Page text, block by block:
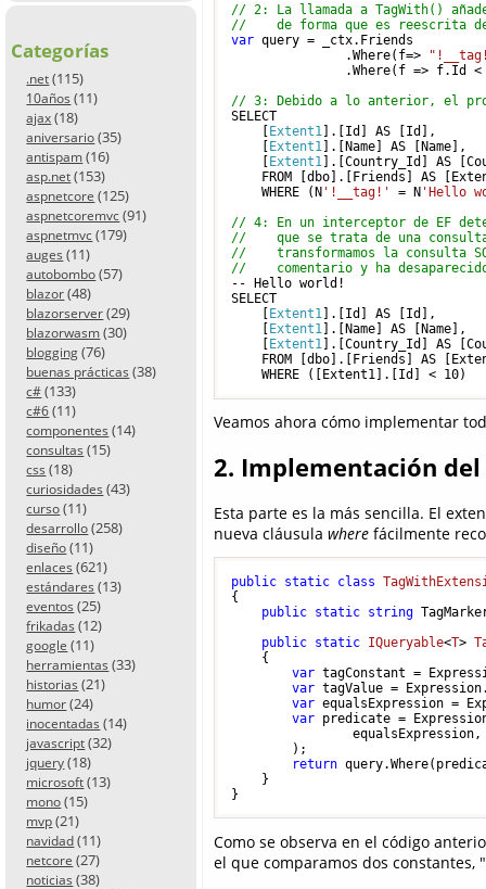
Categorías
.net (115)
10años (11)
ajax (18)
aniversario (35)
antispam (16)
asp.net (153)
aspnetcore (125)
aspnetcoremvc (91)
aspnetmvc (179)
auges (11)
autobombo (57)
blazor (48)
blazorserver (29)
blazorwasm (30)
blogging (76)
buenas prácticas (38)
c# (133)
c#6 (11)
componentes (14)
consultas (15)
css (18)
curiosidades (43)
curso (11)
desarrollo (258)
diseño (11)
enlaces (621)
estándares (13)
eventos (25)
frikadas (12)
google (11)
herramientas (33)
historias (21)
humor (24)
inocentadas (14)
javascript (32)
jquery (18)
microsoft (13)
mono (15)
mvp (21)
navidad (11)
netcore (27)
noticias (38)
// 2: La llamada a TagWith()
//    de forma que es reescrita
var query = _ctx.Friends
               .Where(f=>
.Where(f => f.Id
// 3: Debido a lo anterior, el
SELECT
Extent1].[Id] AS [Id],
Extent1].[Name] AS [Name],
Extent1].[Country_Id] AS
FROM [dbo].[Friends] AS
    WHERE (N
'!__tag!' = N 'Hello
// 4: En un interceptor de EF
//    que se trata de una consulta
//    transformamos la consulta
//    comentario y ha
-- Hello world!
SELECT
Extent1].[Id] AS [Id],
Extent1].[Name] AS [Name],
Extent1].[Country_Id] AS
FROM [dbo].[Friends] AS
    WHERE ([Extent1].[Id] <
10
Veamos ahora cómo implementar
2. Implementación
Esta parte es la más sencilla. El
nueva cláusula where fácilmente
public static class
{
public static string
public static IQueryable<T>
    {
var tagConstant =
var tagValue =
var equalsExpression =
var predicate =
        );
return
    }
Como se observa en el código
el que comparamos dos constantes,